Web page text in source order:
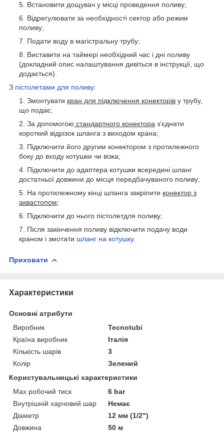
Встановити дощувач у місці проведення поливу;
Відрегулювати за необхідності сектор або режим
поливу;
Подати воду в магістральну трубу;
Виставити на таймері необхідний час і дні поливу
(докладний опис налаштування дивіться в інструкції, що
додається).
З пістолетами для поливу:
Змонтувати кран для підключення конекторів у трубу,
що подає;
За допомогою стандартного конектора з'єднати
короткий відрізок шланга з виходом крана;
Підключити його другим конектором з протилежного
боку до входу котушки чи візка;
Підключити до адаптера котушки всередині шланг
достатньої довжини до місця передбачуваного поливу;
На протилежному кінці шланга закріпити конектор з
аквастопом;
Підключити до нього пістолетдля поливу;
Після закінчення поливу відключити подачу води
краном і змотати шланг на котушку.
Приховати
Характеристики
Основні атрибути
Виробник
Tecnotubi
Країна виробник
Італія
Кількість шарів
3
Колір
Зелений
Користувальницькі характеристики
Max робочий тиск
6 bar
Внутрішній харчовий шар
Немає
Діаметр
12 мм (1/2")
Довжина
50 м